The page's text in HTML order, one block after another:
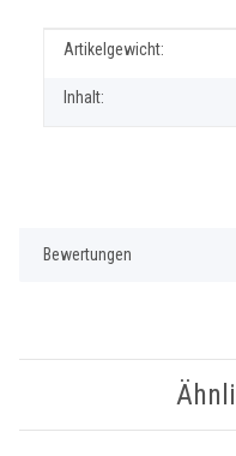
Produkteigenschaft
Wert
Artikelgewicht:
Inhalt:
Bewertungen